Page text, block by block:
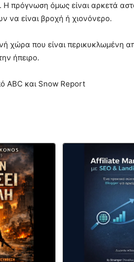
Η πρόγνωση όμως είναι αρκετά
να είναι βροχή ή χιονόνερο.
χώρα που είναι περικυκλωμένη
ήπειρο.
ABC και Snow Report